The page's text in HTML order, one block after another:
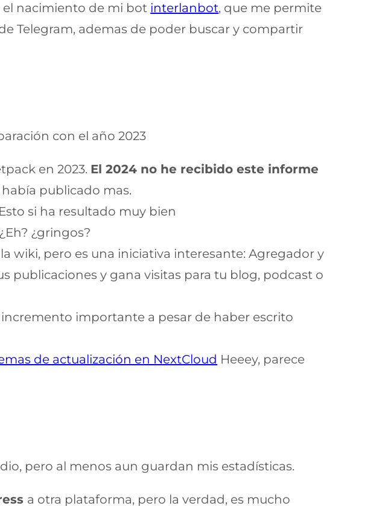
el nacimiento de mi bot interlanbot, que me permite
Telegram, ademas de poder buscar y compartir
con el año 2023
en 2023. El 2024 no he recibido este informe
había publicado mas.
si ha resultado muy bien
¿gringos?
wiki, pero es una iniciativa interesante: Agregador y
publicaciones y gana visitas para tu blog, podcast o
incremento importante a pesar de haber escrito
de actualización en NextCloud Heeey, parece
pero al menos aun guardan mis estadísticas.
a otra plataforma, pero la verdad, es mucho